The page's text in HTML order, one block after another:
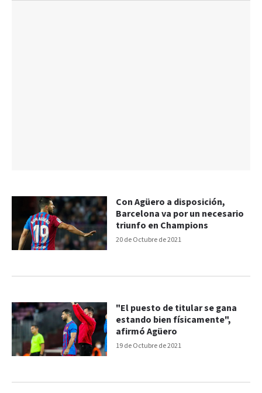
20 de Octubre de 2021
Con Agüero a disposición,
Barcelona va por un necesario
triunfo en Champions
19 de Octubre de 2021
"El puesto de titular se gana
estando bien físicamente",
afirmó Agüero